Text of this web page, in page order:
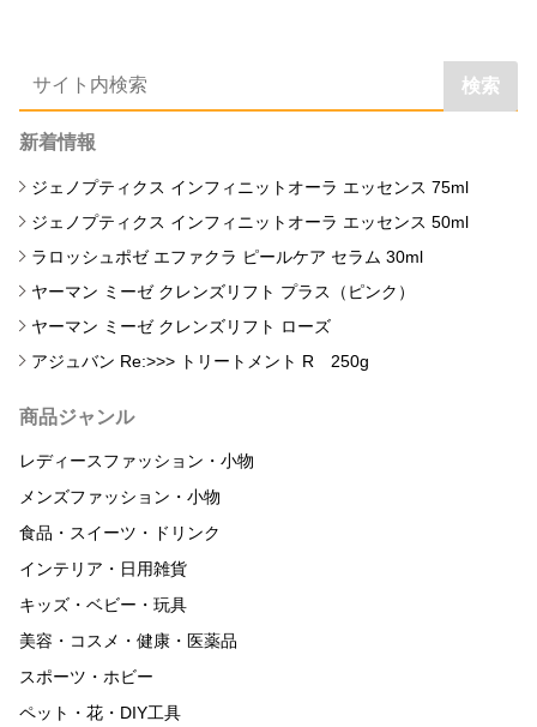
検索
新着情報
ジェノプティクス インフィニットオーラ エッセンス 75ml
ジェノプティクス インフィニットオーラ エッセンス 50ml
ラロッシュポゼ エファクラ ピールケア セラム 30ml
ヤーマン ミーゼ クレンズリフト プラス（ピンク）
ヤーマン ミーゼ クレンズリフト ローズ
アジュバン Re:>>> トリートメント R 250g
商品ジャンル
レディースファッション・小物
メンズファッション・小物
食品・スイーツ・ドリンク
インテリア・日用雑貨
キッズ・ベビー・玩具
美容・コスメ・健康・医薬品
スポーツ・ホビー
ペット・花・DIY工具